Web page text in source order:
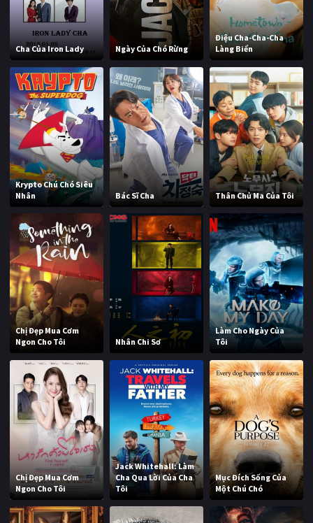
Cha Của Iron Lady Ngày Của Chó Rừng
Điệu Cha-Cha-Cha
Làng Biển
Krypto Chú Chó Siêu
Nhân
Bác Sĩ Cha Thân Chủ Ma Của Tôi
Chị Đẹp Mua Cơm
Ngon Cho Tôi
Nhân Chi Sơ
Làm Cho Ngày Của
Tôi
Chị Đẹp Mua Cơm
Ngon Cho Tôi
Jack Whitehall: Làm
Cha Qua Lời Của Cha
Tôi
Mục Đích Sống Của
Một Chú Chó